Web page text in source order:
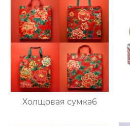
Холщовая сумка6